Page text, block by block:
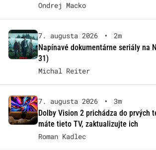
Ondrej Macko
7. augusta 2026 •
2m
Napínavé dokumentárne seriály na
31)
Michal Reiter
7. augusta 2026 •
3m
Dolby Vision 2 prichádza do prvých
máte tieto TV, zaktualizujte ich
Roman Kadlec